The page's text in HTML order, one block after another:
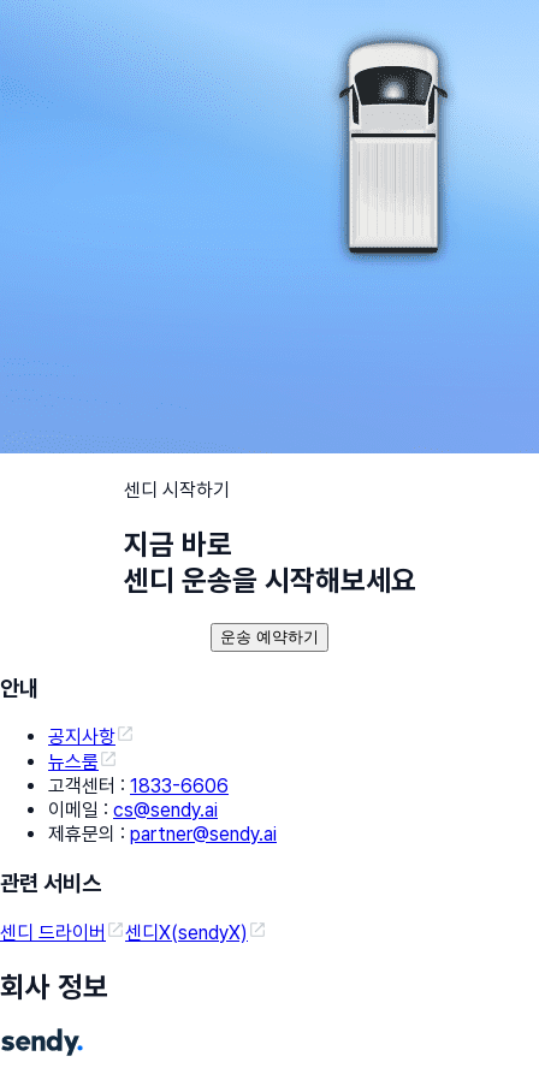
센디 시작하기
지금 바로
센디 운송을 시작해보세요
운송 예약하기
안내
공지사항
뉴스룸
고객센터 : 1833-6606
이메일 : cs@sendy.ai
제휴문의 : partner@sendy.ai
관련 서비스
센디 드라이버 센디X(sendyX)
회사 정보